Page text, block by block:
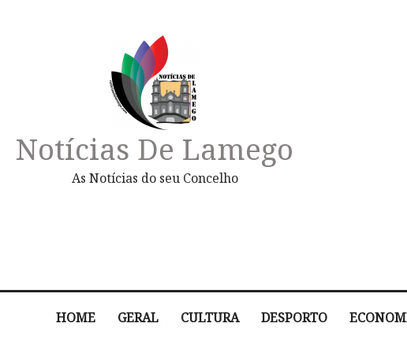
Notícias De Lamego
As Notícias do seu Concelho
HOME GERAL CULTURA DESPORTO